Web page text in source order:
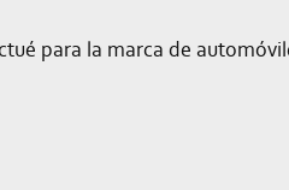
para la marca de